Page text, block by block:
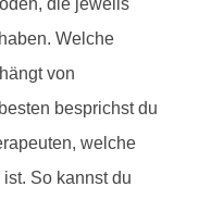
Welche
von
besprichst du
welche
So kannst du